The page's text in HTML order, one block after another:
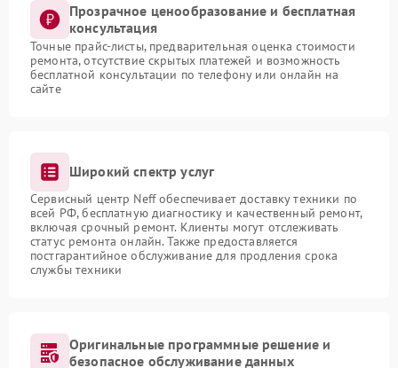
Прозрачное ценообразование и бесплатная
консультация
Точные прайс-листы, предварительная оценка стоимости
ремонта, отсутствие скрытых платежей и возможность
бесплатной консультации по телефону или онлайн на
сайте
Широкий спектр услуг
Сервисный центр Neff обеспечивает доставку техники по
всей РФ, бесплатную диагностику и качественный ремонт,
включая срочный ремонт. Клиенты могут отслеживать
статус ремонта онлайн. Также предоставляется
постгарантийное обслуживание для продления срока
службы техники
Оригинальные программные решение и
безопасное обслуживание данных